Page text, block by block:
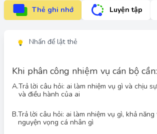
Thẻ ghi nhớ Luyện tập
Nhấn để lật thẻ
Khi phân công nhiệm vụ cán bộ cần:
A.Trả lời câu hỏi: ai làm nhiệm vụ gì và chịu
và điều hành của ai
B.Trả lời câu hỏi: ai làm nhiệm vụ gì, khả
nguyện vọng cá nhân gì